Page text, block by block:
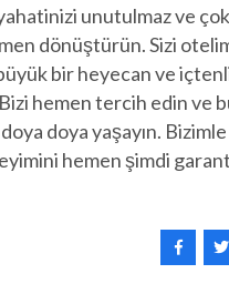
unutulmaz ve
dönüştürün. Sizi
bir heyecan ve
hemen tercih edin ve
doya doya yaşayın.
hemen şimdi